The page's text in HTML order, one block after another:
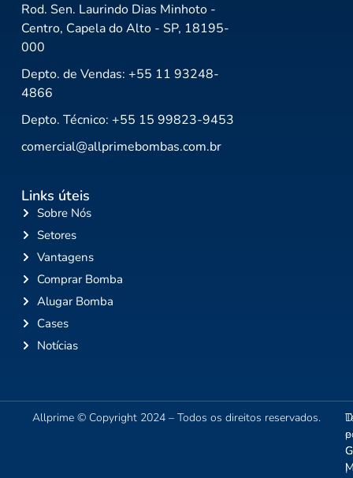
Links úteis
Sobre Nós
Setores
Vantagens
Comprar Bomba
Alugar Bomba
Cases
Notícias
Rod. Sen. Laurindo Dias Minhoto -
Centro, Capela do Alto - SP, 18195-
000
Depto. de Vendas: +55 11 93248-
4866
Depto. Técnico: +55 15 99823-9453
comercial@allprimebombas.com.br
Allprime © Copyright 2024 – Todos os direitos reservados.
e
|